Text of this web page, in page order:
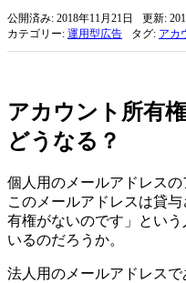
公開済み: 2018年11月21日 更新:
カテゴリー: 運用型広告 タグ: アカ
アカウント所有
どうなる？
個人用のメールアドレス
このメールアドレスは貸
有権がないのです」とい
いるのだろうか。
法人用のメールアドレス